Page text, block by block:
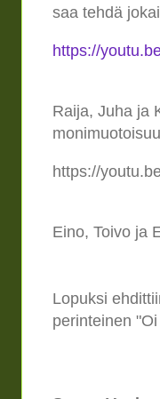
saa tehdä
https://
Raija, Juha ja
https://
Eino, Toivo ja
Lopuksi
perinteinen